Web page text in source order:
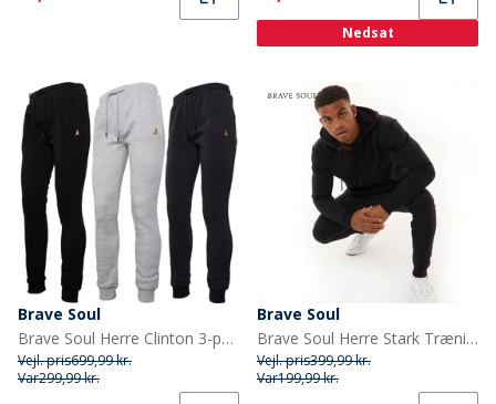
Nedsat
Brave Soul
Brave Soul Herre Clinton 3-pak Joggingbukser Sort/Grå/Blå
Vejl. pris699,99 kr.
Var299,99 kr.
Brave Soul
Brave Soul Herre Stark Træningssæt Sort
Vejl. pris399,99 kr.
Var199,99 kr.